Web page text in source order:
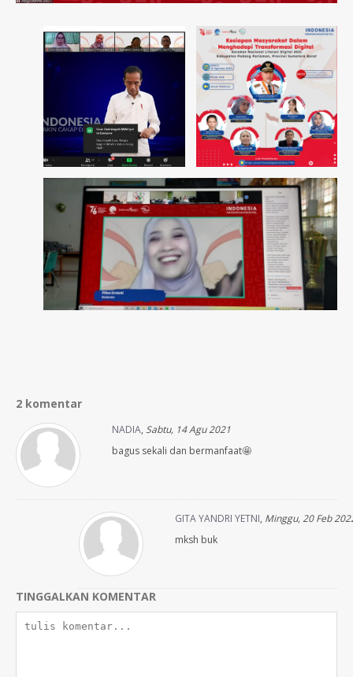
2 komentar
NADIA, Sabtu, 14 Agu 2021
bagus sekali dan bermanfaat🤩
GITA YANDRI YETNI, Minggu, 20 Feb
mksh buk
TINGGALKAN KOMENTAR